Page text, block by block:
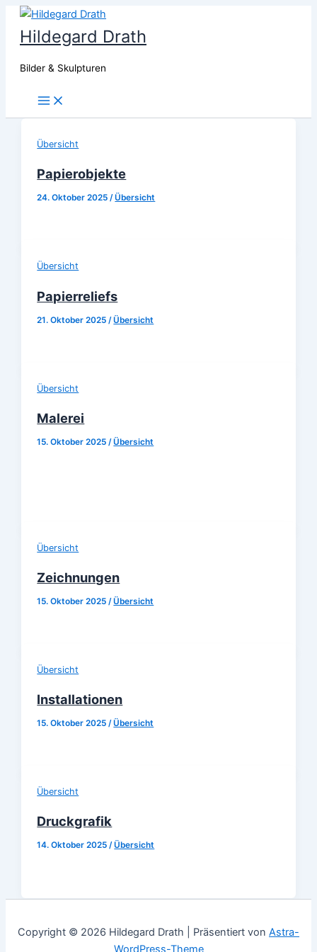
Zum
Inhalt
springen
Hildegard Drath
Bilder & Skulpturen
Main
Menu
Übersicht
Papierobjekte
24. Oktober 2025/Übersicht
Übersicht
Papierreliefs
21. Oktober 2025 /Übersicht
Übersicht
Malerei
15. Oktober 2025 /Übersicht
Übersicht
Zeichnungen
15. Oktober 2025/Übersicht
Übersicht
Installationen
15. Oktober 2025/Übersicht
Übersicht
Druckgrafik
14. Oktober 2025/Übersicht
Copyright © 2026 Hildegard Drath | Präsentiert von Astra-